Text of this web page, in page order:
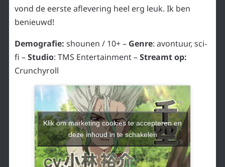
vond de eerste aflevering heel erg leuk. Ik ben
benieuwd!
Demografie: shounen / 10+ – Genre: avontuur, sci-
fi –Studio: TMS Entertainment –Streamt op:
Crunchyroll
Klik om marketing cookies te accepteren en
deze inhoud in te schakelen